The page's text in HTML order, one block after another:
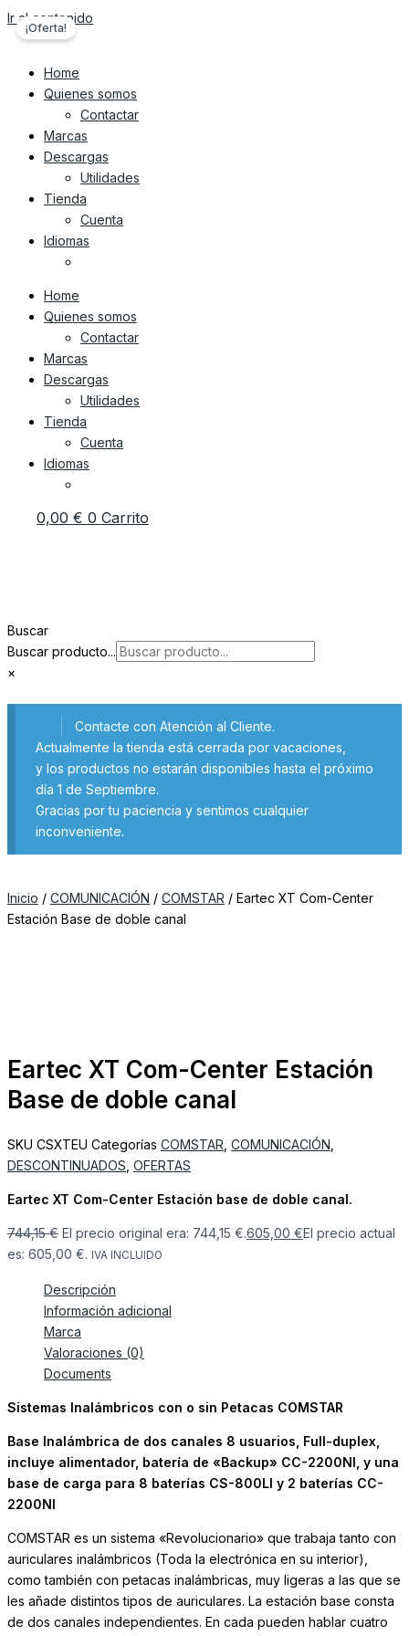
Ir al contenido
Home
Quienes somos
Contactar
Marcas
Descargas
Utilidades
Tienda
Cuenta
Idiomas
Home
Quienes somos
Contactar
Marcas
Descargas
Utilidades
Tienda
Cuenta
Idiomas
0,00 € 0 Carrito
Buscar
Buscar producto...
×
Contacte con Atención al Cliente.
Actualmente la tienda está cerrada por vacaciones,
y los productos no estarán disponibles hasta el próximo
día 1 de Septiembre.
Gracias por tu paciencia y sentimos cualquier
inconveniente.
Inicio / COMUNICACIÓN / COMSTAR / Eartec XT Com-Center
Estación Base de doble canal
¡Oferta!
Eartec XT Com-Center Estación
Base de doble canal
SKU CSXTEU Categorías COMSTAR, COMUNICACIÓN,
DESCONTINUADOS, OFERTAS
Eartec XT Com-Center Estación base de doble canal.
744,15€ El precio original era: 744,15 €.605,00 €El precio actual
es: 605,00 €. IVA INCLUIDO
Descripción
Información adicional
Marca
Valoraciones (0)
Documents
Sistemas Inalámbricos con o sin Petacas COMSTAR
Base Inalámbrica de dos canales 8 usuarios, Full-duplex,
incluye alimentador, batería de «Backup» CC-2200NI, y una
base de carga para 8 baterías CS-800LI y 2 baterías CC-
2200NI
COMSTAR es un sistema «Revolucionario» que trabaja tanto con
auriculares inalámbricos (Toda la electrónica en su interior),
como también con petacas inalámbricas, muy ligeras a las que se
les añade distintos tipos de auriculares. La estación base consta
de dos canales independientes. En cada pueden hablar cuatro